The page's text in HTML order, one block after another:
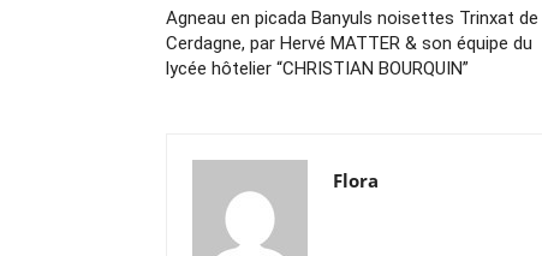
Agneau en picada Banyuls noisettes Trinxat de
Cerdagne, par Hervé MATTER & son équipe du
lycée hôtelier “CHRISTIAN BOURQUIN”
Flora